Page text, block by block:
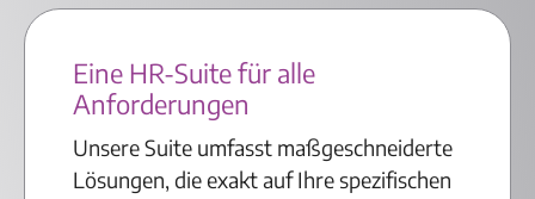
Eine HR-Suite für alle
Anforderungen
Unsere Suite umfasst maßgeschneiderte
Lösungen, die exakt auf Ihre spezifischen